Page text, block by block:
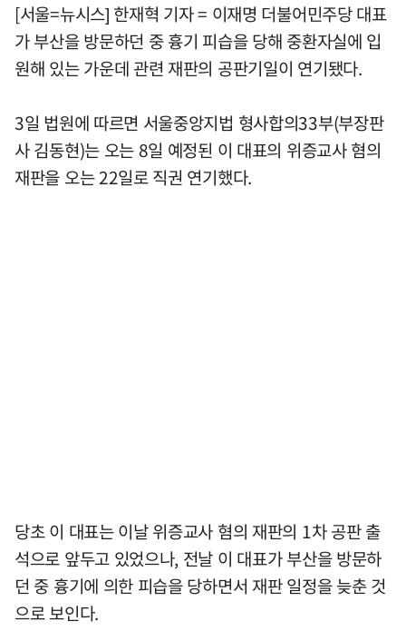
[서울=뉴시스] 한재혁 기자 = 이재명 더불어민주당 대표
가 부산을 방문하던 중 흉기 피습을 당해 중환자실에 입
원해 있는 가운데 관련 재판의 공판기일이 연기됐다.
3일 법원에 따르면 서울중앙지법 형사합의33부(부장판
사 김동현)는 오는 8일 예정된 이 대표의 위증교사 혐의
재판을 오는 22일로 직권 연기했다.
당초 이 대표는 이날 위증교사 혐의 재판의 1차 공판 출
석으로 앞두고 있었으나, 전날 이 대표가 부산을 방문하
던 중 흉기에 의한 피습을 당하면서 재판 일정을 늦춘 것
으로 보인다.